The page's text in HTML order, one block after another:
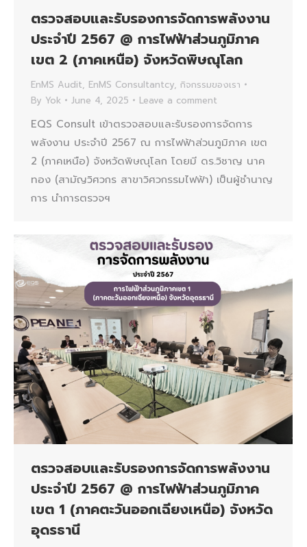
ตรวจสอบและรับรองการจัดการพลังงาน
ประจำปี 2567 @ การไฟฟ้าส่วนภูมิภาค
เขต 2 (ภาคเหนือ) จังหวัดพิษณุโลก
EnMS Audit, EnMS Consultantcy, กิจกรรมของเรา
By Yok June 4, 2025 Leave a comment
EQS Consult เข้าตรวจสอบและรับรองการจัดการ
พลังงาน ประจำปี 2567 ณ การไฟฟ้าส่วนภูมิภาค เขต
2 (ภาคเหนือ) จังหวัดพิษณุโลก โดยมี ดร.วิชาญ นาค
ทอง (สามัญวิศวกร สาขาวิศวกรรมไฟฟ้า) เป็นผู้ชำนาญ
การ นำการตรวจฯ
ตรวจสอบและรับรองการจัดการพลังงาน
ประจำปี 2567 @ การไฟฟ้าส่วนภูมิภาค
เขต 1 (ภาคตะวันออกเฉียงเหนือ) จังหวัด
อุดรธานี